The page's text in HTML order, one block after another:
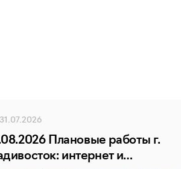
31.07.2026
Плановые работы г.
интернет и